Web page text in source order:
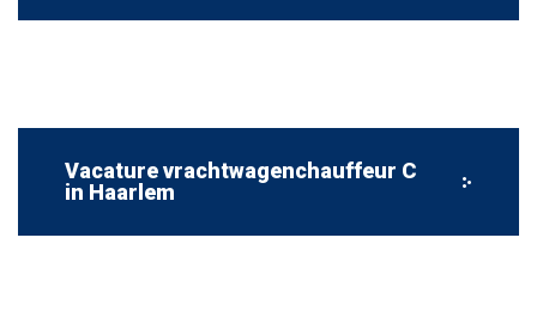
Vacature vrachtwagenchauffeur C
in Haarlem